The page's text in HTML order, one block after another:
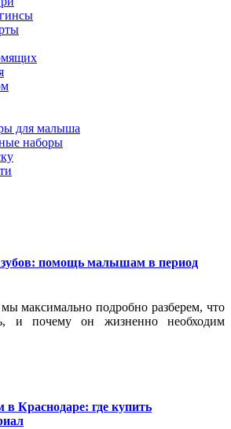
для малыша
наборы
помощь малышам в период
максимально подробно разберем, что
и почему он жизненно необходим
в Краснодаре: где купить